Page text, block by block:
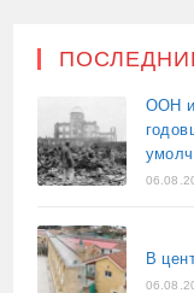
ООН и
В